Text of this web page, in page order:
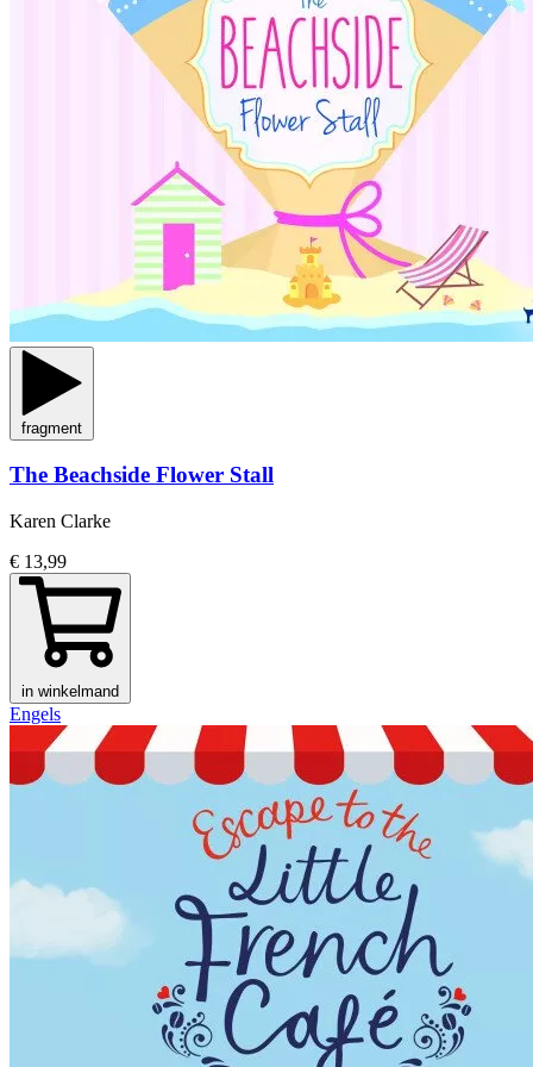
fragment
The Beachside Flower Stall
Karen Clarke
€ 13,99
in winkelmand
Engels